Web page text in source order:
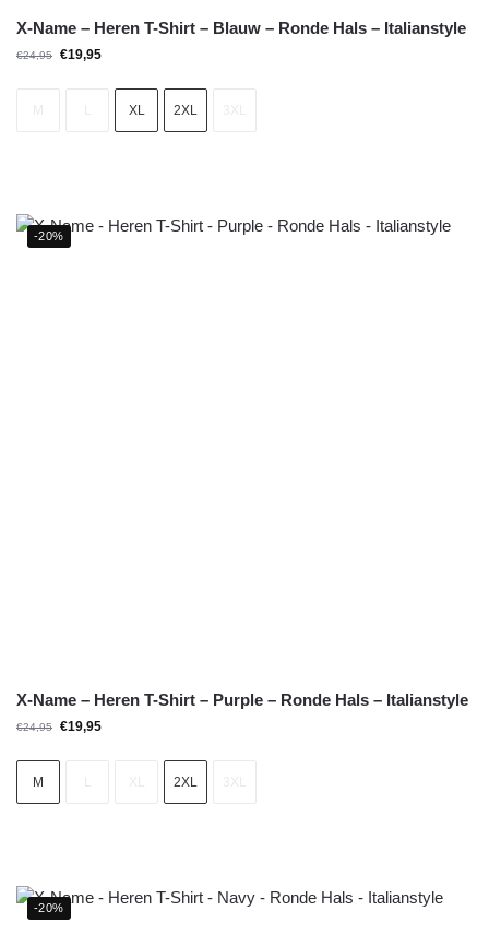
X-Name – Heren T-Shirt – Blauw – Ronde Hals – Italianstyle
€24,95 €19,95
XL 2XL
-20%
X-Name – Heren T-Shirt – Purple – Ronde Hals – Italianstyle
€24,95 €19,95
M 2XL
-20%